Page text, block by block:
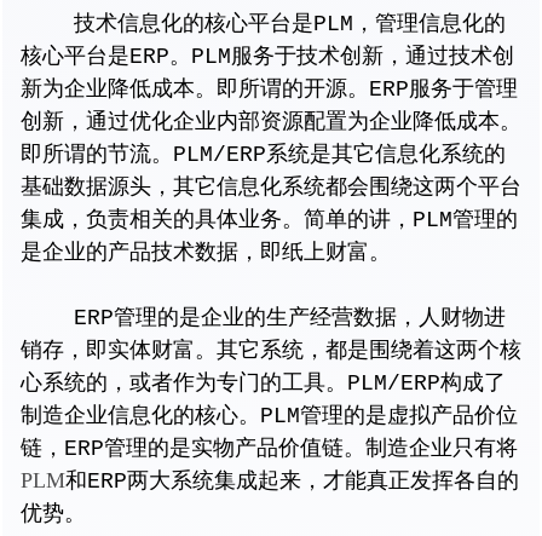
技术信息化的核心平台是PLM，管理信息化的
核心平台是ERP。PLM服务于技术创新，通过技术创
新为企业降低成本。即所谓的开源。ERP服务于管理
创新，通过优化企业内部资源配置为企业降低成本。
即所谓的节流。PLM/ERP系统是其它信息化系统的
基础数据源头，其它信息化系统都会围绕这两个平台
集成，负责相关的具体业务。简单的讲，PLM管理的
是企业的产品技术数据，即纸上财富。
ERP管理的是企业的生产经营数据，人财物进
销存，即实体财富。其它系统，都是围绕着这两个核
心系统的，或者作为专门的工具。PLM/ERP构成了
制造企业信息化的核心。PLM管理的是虚拟产品价位
链，ERP管理的是实物产品价值链。制造企业只有将
PLM和ERP两大系统集成起来，才能真正发挥各自的
优势。